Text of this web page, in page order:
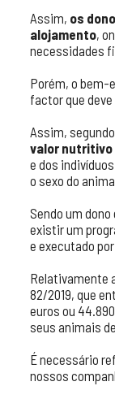
Assim, os
alojamento,
necessidades
Porém, o bem-
factor que
Assim,
valor nutritivo
e dos
o sexo do
Sendo um
existir um
e executado
Relativamente
82/2019, que
euros ou
seus animais
É necessário
nossos